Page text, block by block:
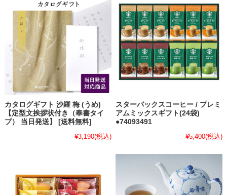
カタログギフト 沙羅 梅 (うめ)
【定型文挨拶状付き（奉書タイ
プ） 当日発送】 [送料無料]
¥3,190(税込)
スターバックスコーヒー / プレミ
アムミックスギフト(24袋)
●74093491
¥5,400(税込)